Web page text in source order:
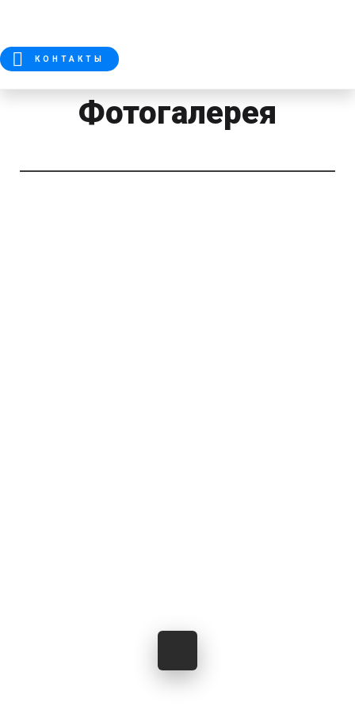
КОНТАКТЫ
Фотогалерея